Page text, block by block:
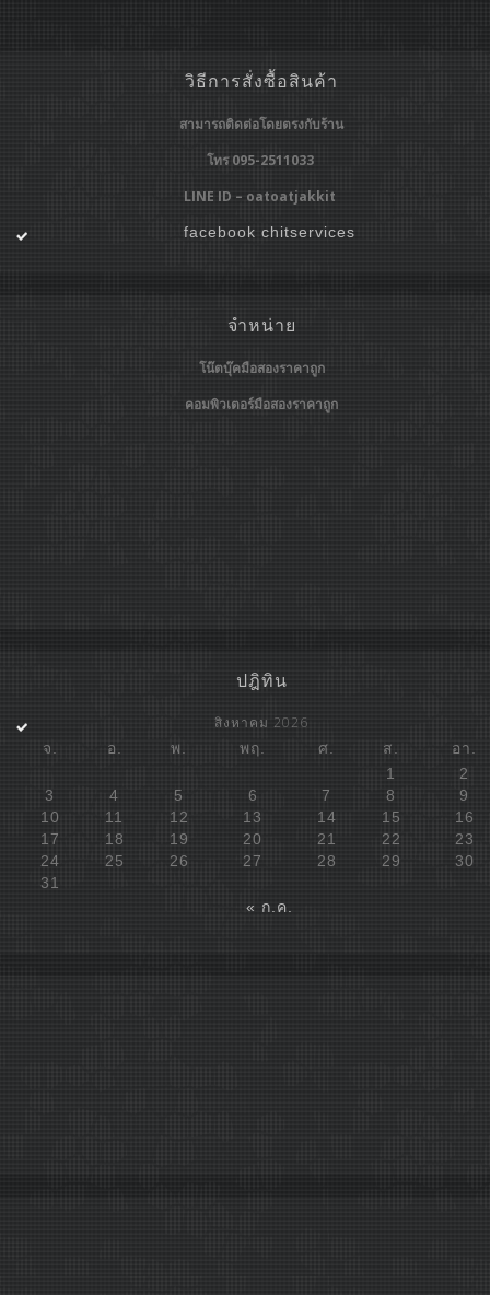
วิธีการสั่งซื้อสินค้า
สามารถติดต่อโดยตรงกับร้าน
โทร 095-2511033
LINE ID – oatoatjakkit
facebook chitservices
จำหน่าย
โน๊ตบุ๊คมือสองราคาถูก
คอมพิวเตอร์มือสองราคาถูก
ปฎิทิน
สิงหาคม 2026
จ. อ. พ. พฤ. ศ. ส.
อา.
1
2
3
4 5 6 7 8
9
10
11 12 13 14 15
16
17
18 19 20 21 22
23
24
25 26 27 28 29
30
31
« ก.ค.